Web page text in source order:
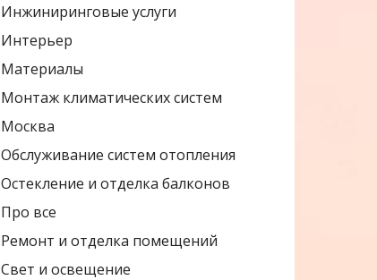
Инжиниринговые услуги
Интерьер
Материалы
Монтаж климатических систем
Москва
Обслуживание систем отопления
Остекление и отделка балконов
Про все
Ремонт и отделка помещений
Свет и освещение